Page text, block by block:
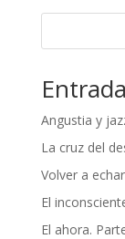
Angustia y
La cruz del
Volver a
El
El ahora.